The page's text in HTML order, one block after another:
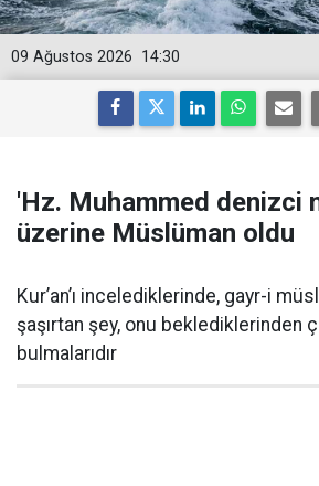
14:30
09 Ağustos 2026
'Hz. Muhammed denizci
üzerine Müslüman oldu
Kur’an’ı incelediklerinde, gayr-i
şaşırtan şey, onu beklediklerinden
bulmalarıdır